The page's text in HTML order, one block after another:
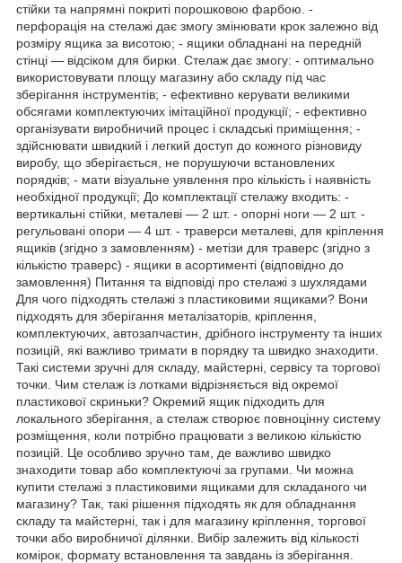
стійки та напрямні покриті порошковою фарбою. -
перфорація на стелажі дає змогу змінювати крок залежно від
розміру ящика за висотою; - ящики обладнані на передній
стінці — відсіком для бирки. Стелаж дає змогу: - оптимально
використовувати площу магазину або складу під час
зберігання інструментів; - ефективно керувати великими
обсягами комплектуючих імітаційної продукції; - ефективно
організувати виробничий процес і складські приміщення; -
здійснювати швидкий і легкий доступ до кожного різновиду
виробу, що зберігається, не порушуючи встановлених
порядків; - мати візуальне уявлення про кількість і наявність
необхідної продукції; До комплектації стелажу входить: -
вертикальні стійки, металеві — 2 шт. - опорні ноги — 2 шт. -
регульовані опори — 4 шт. - траверси металеві, для кріплення
ящиків (згідно з замовленням) - метізи для траверс (згідно з
кількістю траверс) - ящики в асортименті (відповідно до
замовлення) Питання та відповіді про стелажі з шухлядами
Для чого підходять стелажі з пластиковими ящиками? Вони
підходять для зберігання металізаторів, кріплення,
комплектуючих, автозапчастин, дрібного інструменту та інших
позицій, які важливо тримати в порядку та швидко знаходити.
Такі системи зручні для складу, майстерні, сервісу та торгової
точки. Чим стелаж із лотками відрізняється від окремої
пластикової скриньки? Окремий ящик підходить для
локального зберігання, а стелаж створює повноцінну систему
розміщення, коли потрібно працювати з великою кількістю
позицій. Це особливо зручно там, де важливо швидко
знаходити товар або комплектуючі за групами. Чи можна
купити стелажі з пластиковими ящиками для складаного чи
магазину? Так, такі рішення підходять як для обладнання
складу та майстерні, так і для магазину кріплення, торгової
точки або виробничої ділянки. Вибір залежить від кількості
комірок, формату встановлення та завдань із зберігання.